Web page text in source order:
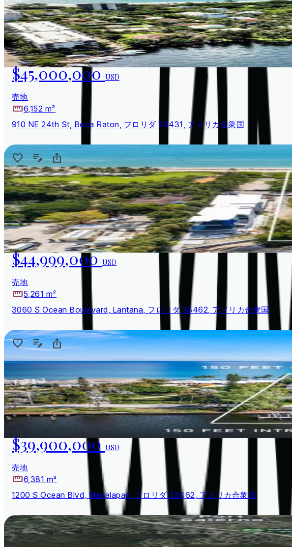
$45,000,000USD
売地
6,152 m²
910 NE 24th St, Boca Raton, フロリダ 33431, アメリカ合衆国
$44,999,000USD
売地
5,261 m²
3060 S Ocean Boulevard, Lantana, フロリダ 33462, アメリカ合衆国
$39,900,000USD
売地
6,381 m²
1200 S Ocean Blvd, Manalapan, フロリダ 33462, アメリカ合衆国